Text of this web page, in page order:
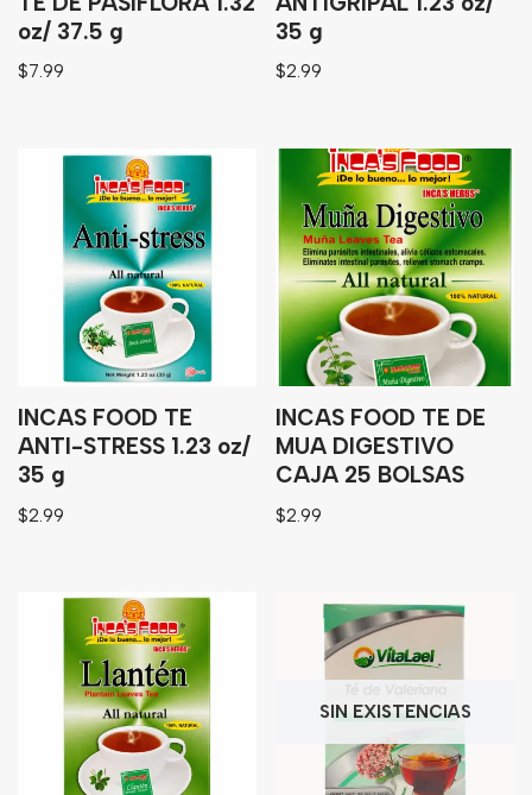
oz/ 37.5 g
$7.99
35 g
$2.99
INCAS FOOD TE
ANTI-STRESS 1.23 oz/
35 g
$2.99
INCAS FOOD TE DE
MUA DIGESTIVO
CAJA 25 BOLSAS
$2.99
SIN EXISTENCIAS